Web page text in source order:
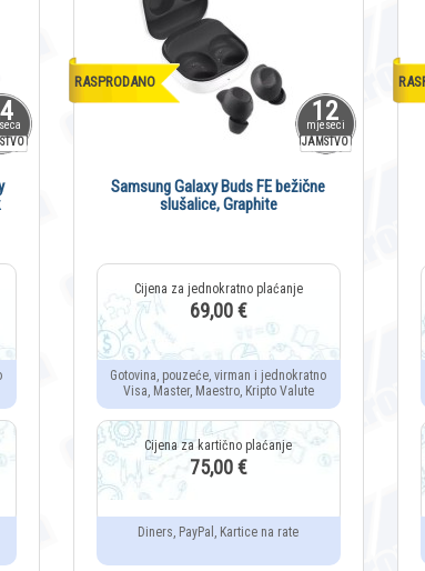
12
mjeseci
JAMSTVO
RASPRODANO
Samsung Galaxy Buds FE bežične
slušalice, Graphite
69,00 €
Gotovina, pouzeće, virman i jednokratno
Visa, Master, Maestro, Kripto Valute
75,00 €
Diners, PayPal, Kartice na rate